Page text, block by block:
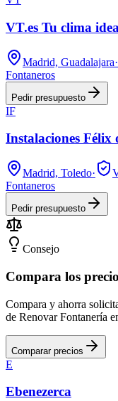
VT.es Tu clima
Madrid, Guadalajara·
Fontaneros
Pedir presupuesto
IF
Instalaciones Félix
Madrid, Toledo·
Fontaneros
Pedir presupuesto
Consejo
Compara los
Compara y ahorra
de Renovar Fontanería
Comparar precios
E
Ebenezerca